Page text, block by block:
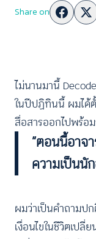
Share on
ไม่นานมานี้
ในปีปฏิทินนี้ ผมได้ตั้
สื่อสารออกไปพร้อ
“ตอนนี้อาจ
ความเป็นนั
ผมว่าเป็นคำถามป
เงื่อนไขในชีวิตเปลี่